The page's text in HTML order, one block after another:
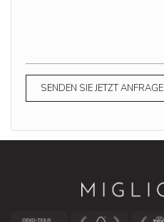
SENDEN SIE JETZT ANFRAGE